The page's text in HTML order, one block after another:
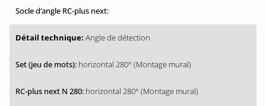
Angle de détection
horizontal 280° (Montage mural)
horizontal 280° (Montage mural)